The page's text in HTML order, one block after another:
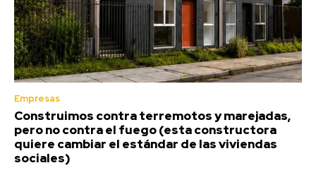
Empresas
Construimos contra terremotos y marejadas,
pero no contra el fuego (esta constructora
quiere cambiar el estándar de las viviendas
sociales)